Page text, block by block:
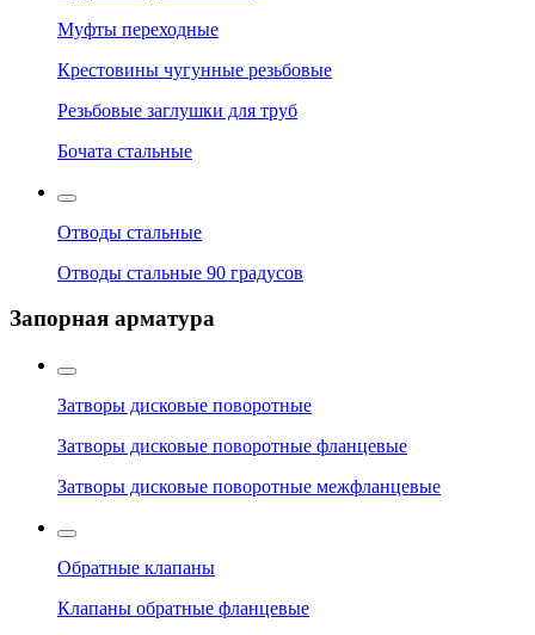
Муфты переходные
Крестовины чугунные резьбовые
Резьбовые заглушки для труб
Бочата стальные
Отводы стальные
Отводы стальные 90 градусов
Запорная арматура
Затворы дисковые поворотные
Затворы дисковые поворотные фланцевые
Затворы дисковые поворотные межфланцевые
Обратные клапаны
Клапаны обратные фланцевые